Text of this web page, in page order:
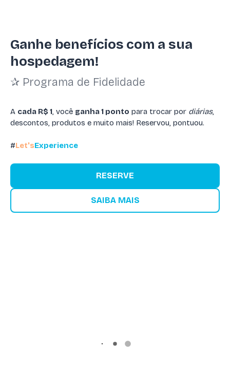
Ganhe benefícios com a sua
hospedagem!
✰ Programa de Fidelidade
A cada R$ 1, você ganha 1 ponto para trocar por diárias,
descontos, produtos e muito mais! Reservou, pontuou.
#Let'sExperience
RESERVE
SAIBA MAIS